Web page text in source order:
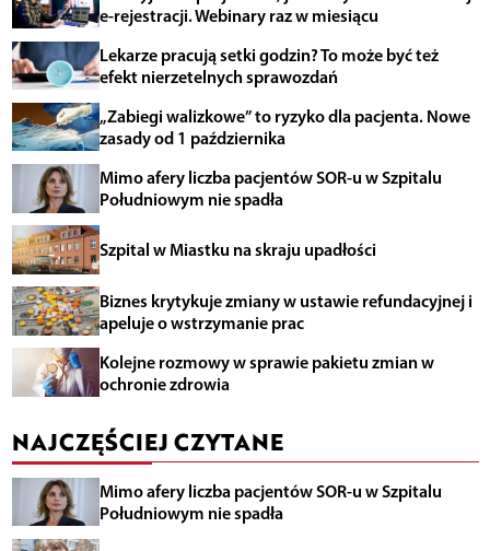
e-rejestracji. Webinary raz w miesiącu
Lekarze pracują setki godzin? To może być też
efekt nierzetelnych sprawozdań
„Zabiegi walizkowe” to ryzyko dla pacjenta. Nowe
zasady od 1 października
Mimo afery liczba pacjentów SOR-u w Szpitalu
Południowym nie spadła
Szpital w Miastku na skraju upadłości
Biznes krytykuje zmiany w ustawie refundacyjnej i
apeluje o wstrzymanie prac
Kolejne rozmowy w sprawie pakietu zmian w
ochronie zdrowia
NAJCZĘŚCIEJ CZYTANE
Mimo afery liczba pacjentów SOR-u w Szpitalu
Południowym nie spadła